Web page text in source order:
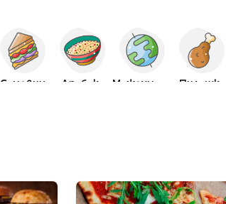
Сандвич Арабска Пилешко